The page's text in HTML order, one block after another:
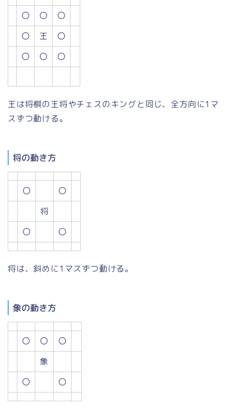
〇 〇
〇
〇
王
〇
〇
〇 〇
王は将棋の王将やチェスのキングと同じ、全方向に1マ
スずつ動ける。
将の動き方
〇
〇
将
〇
〇
将は、斜めに1マスずつ動ける。
象の動き方
〇 〇
〇
象
〇
〇